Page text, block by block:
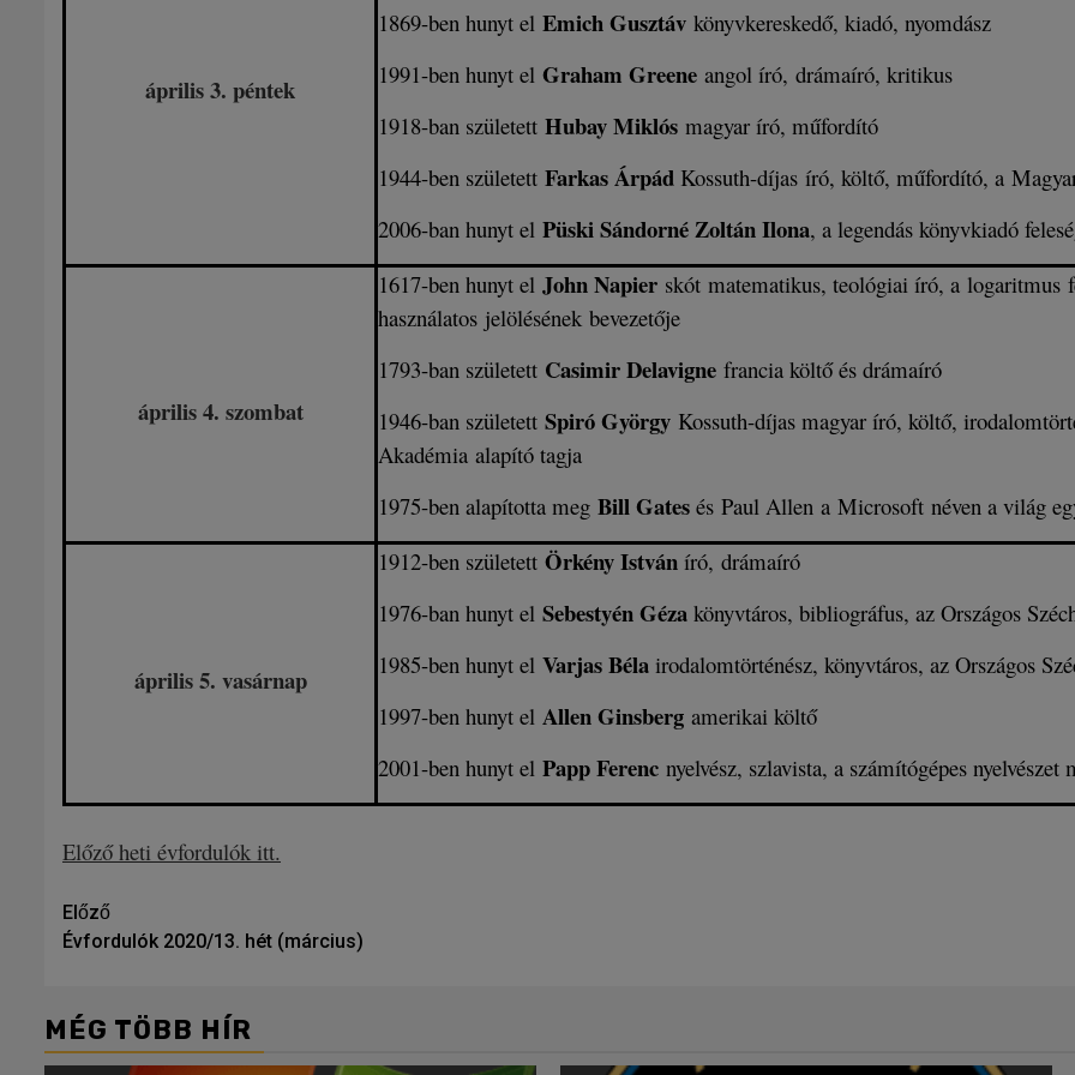
április 3. péntek
1869-ben hunyt el Emich Gusztáv könyvkereskedő, kiadó, nyomdász
1991-ben hunyt el Graham Greene angol író, drámaíró, kritikus
1918-ban született Hubay Miklós magyar író, műfordító
1944-ben született Farkas Árpád Kossuth-díjas író, költő, műfordító, a
2006-ban hunyt el Püski Sándorné Zoltán Ilona, a legendás könyvkiadó
április 4. szombat
1617-ben hunyt el John Napier skót matematikus, teológiai író, a logaritmus
használatos jelölésének bevezetője
1793-ban született Casimir Delavigne francia költő és drámaíró
1946-ban született Spiró György Kossuth-díjas magyar író, költő,
Akadémia alapító tagja
1975-ben alapította meg Bill Gates és Paul Allen a Microsoft néven a világ
április 5. vasárnap
1912-ben született Örkény István író, drámaíró
1976-ban hunyt el Sebestyén Géza könyvtáros, bibliográfus, az Országos
1985-ben hunyt el Varjas Béla irodalomtörténész, könyvtáros, az Országos
1997-ben hunyt el Allen Ginsberg amerikai költő
2001-ben hunyt el Papp Ferenc nyelvész, szlavista, a számítógépes
Előző heti évfordulók itt.
Tovább
olvasom
Előző
Évfordulók 2020/13. hét (március)
MÉG TÖBB HÍR